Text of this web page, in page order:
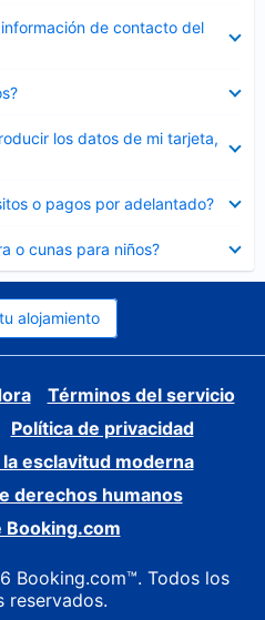
de contacto del
los datos de mi tarjeta,
o pagos por adelantado?
o cunas para niños?
alojamiento
Términos del servicio
Política de privacidad
esclavitud moderna
derechos humanos
Booking.com
Booking.com™. Todos los
reservados.